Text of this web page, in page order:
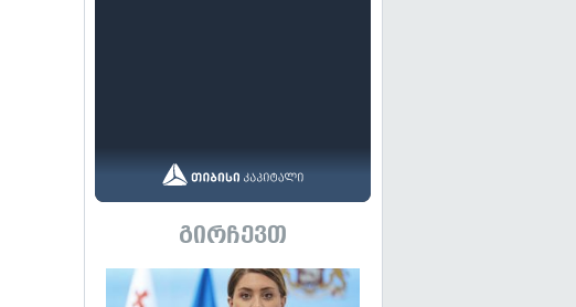
გირჩევთ